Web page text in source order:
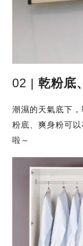
02 | 乾粉底
潮濕的天氣底下
粉底、爽身粉可
啦～